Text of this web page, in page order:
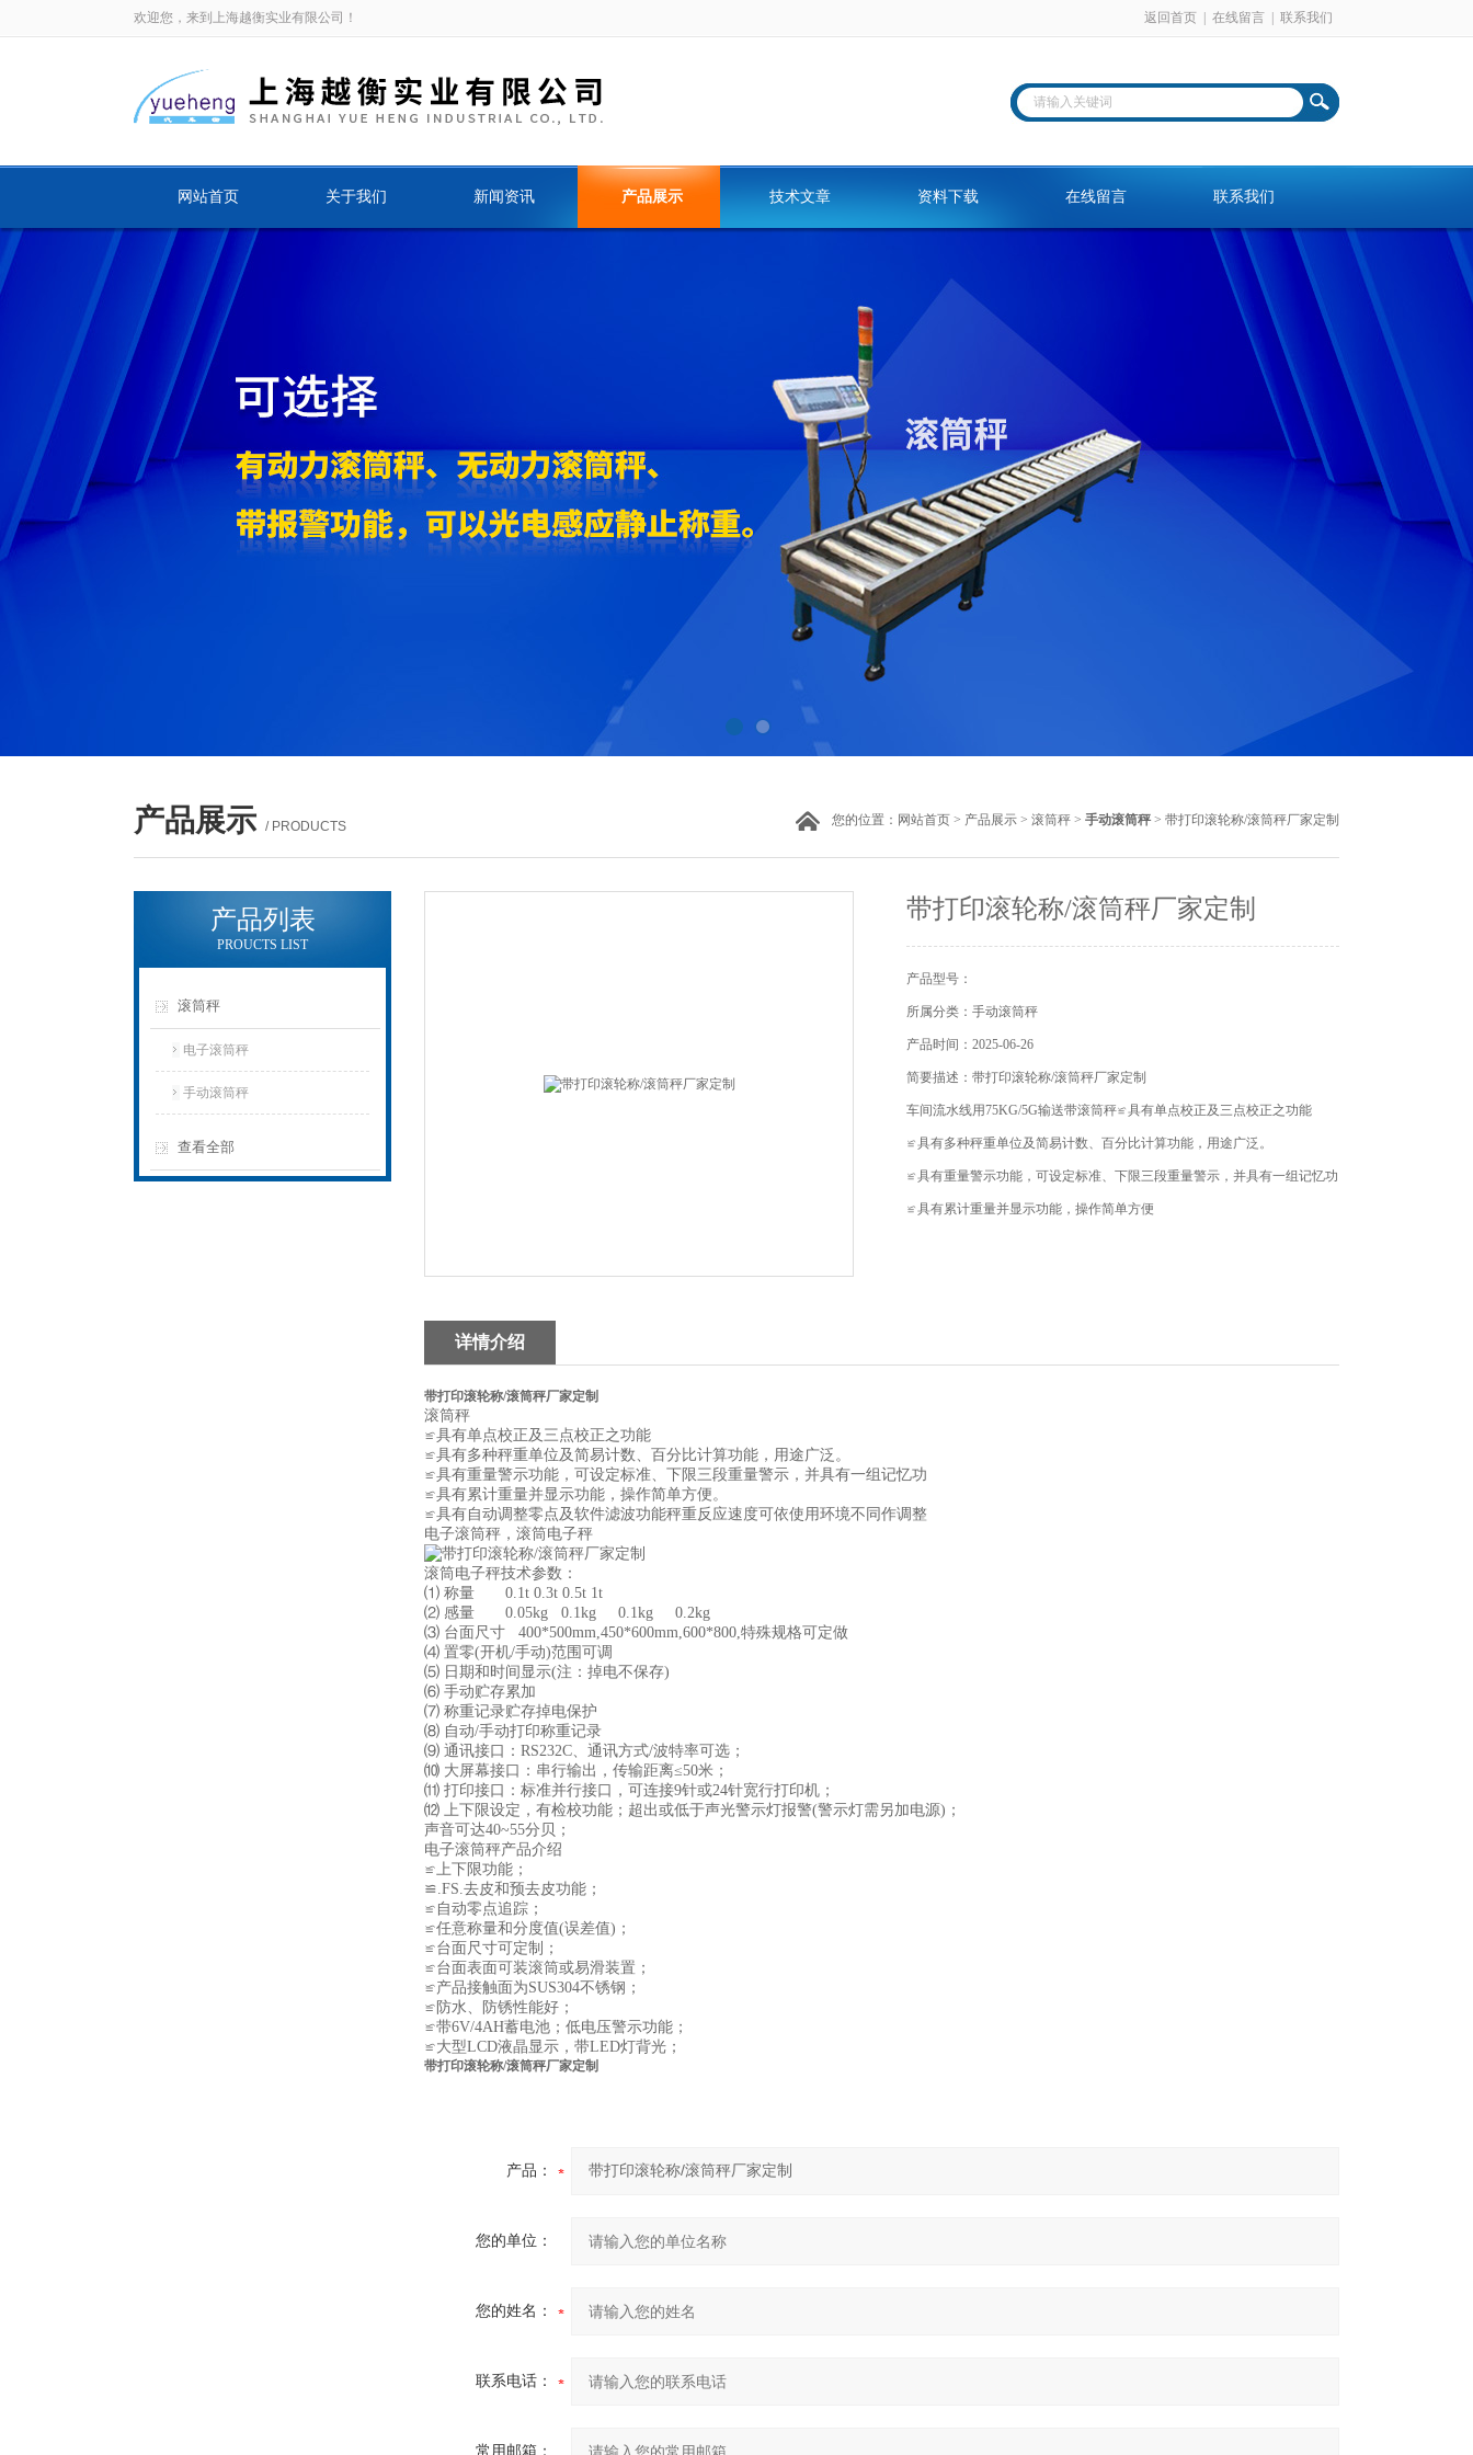
欢迎您，来到上海越衡实业有限公司！ 返回首页 在线留言 联系我们
网站首页 关于我们 新闻资讯 产品展示 技术文章 资料下载 在线留言 联系我们
产品展示 / PRODUCTS 您的位置： 网站首页 > 产品展示 > 滚筒秤 > 手动滚筒秤> 带打印滚轮称/滚筒秤厂家定制
产品列表
PROUCTS LIST
滚筒秤
电子滚筒秤
手动滚筒秤
查看全部
带打印滚轮称/滚筒秤厂家定制
产品型号：
所属分类：手动滚筒秤
产品时间：2025-06-26
简要描述：带打印滚轮称/滚筒秤厂家定制
车间流水线用75KG/5G输送带滚筒秤≌具有单点校正及三点校正之功能
≌具有多种秤重单位及简易计数、百分比计算功能，用途广泛。
≌具有重量警示功能，可设定标准、下限三段重量警示，并具有一组记忆功
≌具有累计重量并显示功能，操作简单方便
详情介绍
带打印滚轮称/滚筒秤厂家定制
滚筒秤
≌具有单点校正及三点校正之功能
≌具有多种秤重单位及简易计数、百分比计算功能，用途广泛。
≌具有重量警示功能，可设定标准、下限三段重量警示，并具有一组记忆功
≌具有累计重量并显示功能，操作简单方便。
≌具有自动调整零点及软件滤波功能秤重反应速度可依使用环境不同作调整
电子滚筒秤，滚筒电子秤
滚筒电子秤技术参数：
⑴ 称量 0.1t 0.3t 0.5t 1t
⑵ 感量 0.05kg 0.1kg 0.1kg 0.2kg
⑶ 台面尺寸 400*500mm,450*600mm,600*800,特殊规格可定做
⑷ 置零(开机/手动)范围可调
⑸ 日期和时间显示(注：掉电不保存)
⑹ 手动贮存累加
⑺ 称重记录贮存掉电保护
⑻ 自动/手动打印称重记录
⑼ 通讯接口：RS232C、通讯方式/波特率可选；
⑽ 大屏幕接口：串行输出，传输距离≤50米；
⑾ 打印接口：标准并行接口，可连接9针或24针宽行打印机；
⑿ 上下限设定，有检校功能；超出或低于声光警示灯报警(警示灯需另加电源)；
声音可达40~55分贝；
电子滚筒秤产品介绍
≌上下限功能；
≌.FS.去皮和预去皮功能；
≌自动零点追踪；
≌任意称量和分度值(误差值)；
≌台面尺寸可定制；
≌台面表面可装滚筒或易滑装置；
≌产品接触面为SUS304不锈钢；
≌防水、防锈性能好；
≌带6V/4AH蓄电池；低电压警示功能；
≌大型LCD液晶显示，带LED灯背光；
带打印滚轮称/滚筒秤厂家定制
产品：
您的单位：
您的姓名：
联系电话：
常用邮箱：